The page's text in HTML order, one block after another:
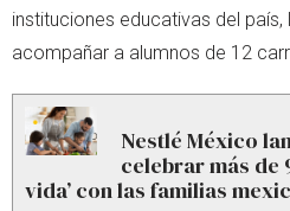
instituciones educativas del
acompañar a alumnos de 12
Nestlé México
celebrar más de
vida’ con las familias